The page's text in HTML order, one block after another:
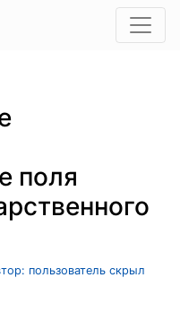
поля
пользователь скрыл